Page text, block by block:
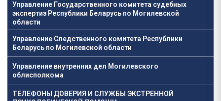
Управление Государственного комитета судебных
экспертиз Республики Беларусь по Могилевской
области
Управление Следственного комитета Республики
Беларусь по Могилевской области
Управление внутренних дел Могилевского
облисполкома
ТЕЛЕФОНЫ ДОВЕРИЯ И СЛУЖБЫ ЭКСТРЕННОЙ